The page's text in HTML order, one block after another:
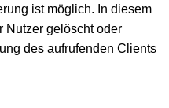
ist möglich. In diesem
Nutzer gelöscht oder
des aufrufenden Clients